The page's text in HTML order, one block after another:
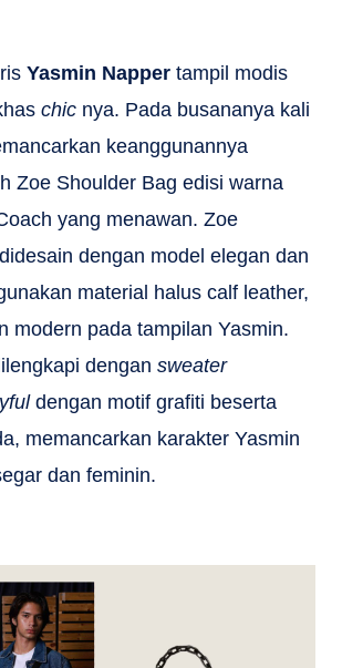
Yasmin Napper tampil modis
chic nya. Pada busananya kali
keanggunannya
Zoe Shoulder Bag edisi warna
yang menawan. Zoe
dengan model elegan dan
material halus calf leather,
modern pada tampilan Yasmin.
dengan sweater
dengan motif grafiti beserta
memancarkan karakter Yasmin
dan feminin.